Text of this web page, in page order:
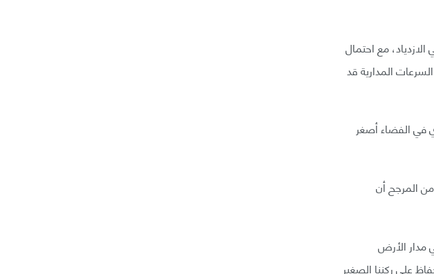
آخذ في الازدياد، مع احتمال
المدارية قد
قطعة من الحطام البشري في الفضاء أصغر
المرجح أن
مدار الأرض
على ركننا الصغير